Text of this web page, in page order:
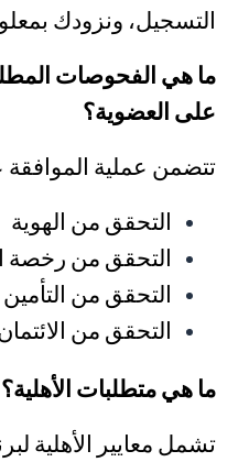
التسجيل، ونزودك
ما هي الفحوصات
على العضوية؟
تتضمن عملية
التحقق من الهوية
التحقق من رخصة
التحقق من التأمين
التحقق من
ما هي متطلبات الأهلية؟
تشمل معايير الأهلية